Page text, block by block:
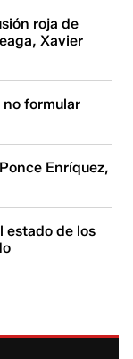
roja de
Xavier
formular
Enríquez,
estado de los